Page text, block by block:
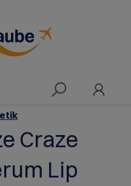
Craze
Lip